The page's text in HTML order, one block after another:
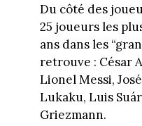
Du côté des
25 joueurs les
ans dans les
retrouve : César
Lionel Messi,
Lukaku, Luis
Griezmann.